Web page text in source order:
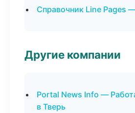
Справочник Line Pages
Другие компании
Portal News Info —
в Тверь